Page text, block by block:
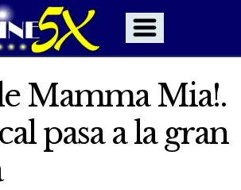
Mamma Mia!.
pasa a la gran